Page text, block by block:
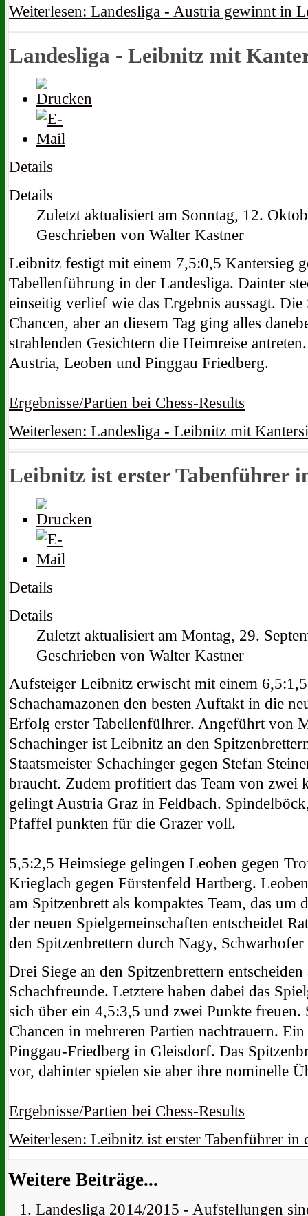
Weiterlesen: Landesliga - Austria gewinnt in
Landesliga - Leibnitz mit
Details
Details
Zuletzt aktualisiert am Sonntag, 12.
Geschrieben von Walter Kastner
Leibnitz festigt mit einem 7,5:0,5 Kantersieg
Tabellenführung in der Landesliga. Dainter
einseitig verlief wie das Ergebnis aussagt.
Chancen, aber an diesem Tag ging alles
strahlenden Gesichtern die Heimreise
Austria, Leoben und Pinggau Friedberg.
Ergebnisse/Partien bei Chess-Results
Weiterlesen: Landesliga - Leibnitz mit
Leibnitz ist erster Tabenführer
Details
Details
Zuletzt aktualisiert am Montag, 29.
Geschrieben von Walter Kastner
Aufsteiger Leibnitz erwischt mit einem
Schachamazonen den besten Auftakt in die
Erfolg erster Tabellenfülhrer. Angeführt von
Schachinger ist Leibnitz an den
Staatsmeister Schachinger gegen Stefan
braucht. Zudem profitiert das Team von zwei
gelingt Austria Graz in Feldbach.
Pfaffel punkten für die Grazer voll.
5,5:2,5 Heimsiege gelingen Leoben gegen
Krieglach gegen Fürstenfeld Hartberg.
am Spitzenbrett als kompaktes Team, das
der neuen Spielgemeinschaften entscheidet
den Spitzenbrettern durch Nagy,
Drei Siege an den Spitzenbrettern
Schachfreunde. Letztere haben dabei das
sich über ein 4,5:3,5 und zwei Punkte freuen.
Chancen in mehreren Partien nachtrauern.
Pinggau-Friedberg in Gleisdorf. Das
vor, dahinter spielen sie aber ihre nominelle
Ergebnisse/Partien bei Chess-Results
Weiterlesen: Leibnitz ist erster Tabenführer in
Weitere Beiträge...
Landesliga 2014/2015 - Aufstellungen